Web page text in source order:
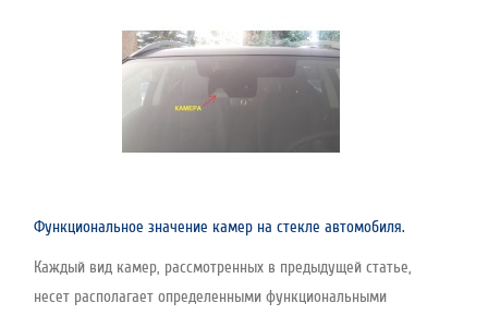
Функциональное значение камер на стекле автомобиля.
Каждый вид камер, рассмотренных в предыдущей статье,
несет располагает определенными функциональными